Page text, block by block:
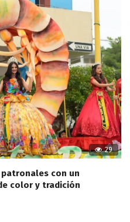
29
con un
color y tradición